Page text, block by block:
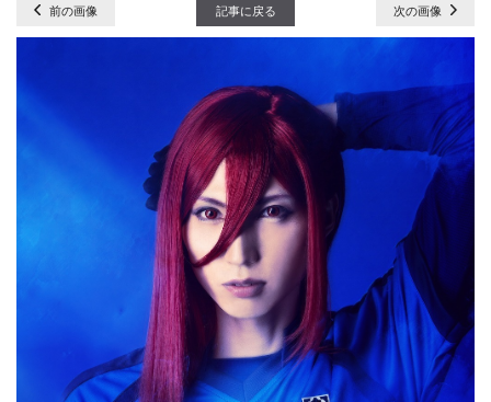
前の画像 記事に戻る 次の画像